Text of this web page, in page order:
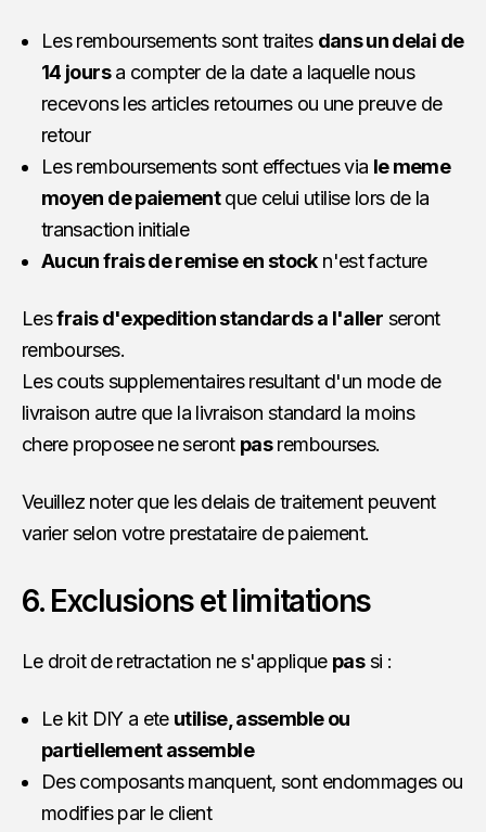
Les remboursements sont traites dans un delai de
14 joursa compter de la date a laquelle nous
recevons les articles retournes ou une preuve de
retour
Les remboursements sont effectues via le meme
moyen de paiementque celui utilise lors de la
transaction initiale
Aucun frais de remise en stockn'est facture
Lesfrais d'expedition standards a l'aller seront
rembourses.
Les couts supplementaires resultant d'un mode de
livraison autre que la livraison standard la moins
chere proposee ne seront pasrembourses.
Veuillez noter que les delais de traitement peuvent
varier selon votre prestataire de paiement.
6. Exclusions et limitations
Le droit de retractation ne s'applique passi :
Le kit DIY a ete utilise, assemble ou
partiellement assemble
Des composants manquent, sont endommages ou
modifies par le client